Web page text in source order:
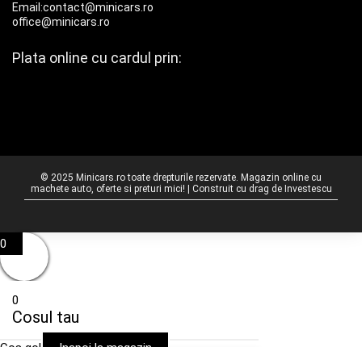
Email:contact@minicars.ro
office@minicars.ro
Plata online cu cardul prin:
© 2025 Minicars.ro toate drepturile rezervate. Magazin online cu
machete auto, oferte si preturi mici! | Construit cu drag de Investescu
0
0
Cosul tau